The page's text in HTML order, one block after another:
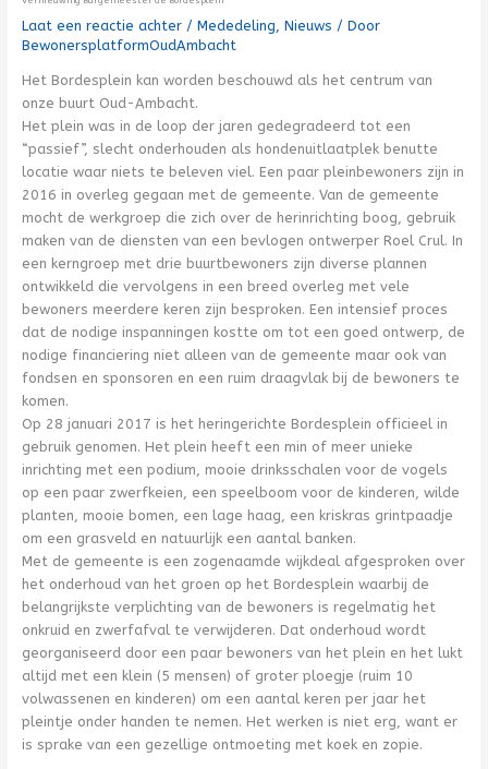
Laat een reactie achter / Mededeling Nieuws / Door
BewonersplatformOudAmbacht
Het Bordesplein kan worden beschouwd als het centrum van
onze buurt Oud-Ambacht.
Het plein was in de loop der jaren gedegradeerd tot een
“passief”, slecht onderhouden als hondenuitlaatplek benutte
locatie waar niets te beleven viel. Een paar pleinbewoners zijn in
2016 in overleg gegaan met de gemeente. Van de gemeente
mocht de werkgroep die zich over de herinrichting boog, gebruik
maken van de diensten van een bevlogen ontwerper Roel Crul. In
een kerngroep met drie buurtbewoners zijn diverse plannen
ontwikkeld die vervolgens in een breed overleg met vele
bewoners meerdere keren zijn besproken. Een intensief proces
dat de nodige inspanningen kostte om tot een goed ontwerp, de
nodige financiering niet alleen van de gemeente maar ook van
fondsen en sponsoren en een ruim draagvlak bij de bewoners te
komen.
Op 28 januari 2017 is het heringerichte Bordesplein officieel in
gebruik genomen. Het plein heeft een min of meer unieke
inrichting met een podium, mooie drinksschalen voor de vogels
op een paar zwerfkeien, een speelboom voor de kinderen, wilde
planten, mooie bomen, een lage haag, een kriskras grintpaadje
om een grasveld en natuurlijk een aantal banken.
Met de gemeente is een zogenaamde wijkdeal afgesproken over
het onderhoud van het groen op het Bordesplein waarbij de
belangrijkste verplichting van de bewoners is regelmatig het
onkruid en zwerfafval te verwijderen. Dat onderhoud wordt
georganiseerd door een paar bewoners van het plein en het lukt
altijd met een klein (5 mensen) of groter ploegje (ruim 10
volwassenen en kinderen) om een aantal keren per jaar het
pleintje onder handen te nemen. Het werken is niet erg, want er
is sprake van een gezellige ontmoeting met koek en zopie.